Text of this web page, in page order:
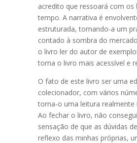
acredito que ressoará com
tempo. A narrativa é
estruturada, tornando-a um
contado à sombra do
o livro ler do autor de
torna o livro mais acessível e
O fato de este livro ser uma
colecionador, com vários
torna-o uma leitura realmente
Ao fechar o livro, não
sensação de que as dúvidas
reflexo das minhas próprias,